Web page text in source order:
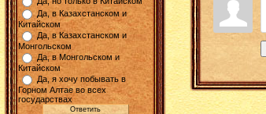
Да, в Казахстанском и
Китайском
Да, в Казахстанском и
Монгольском
Да, в Монгольском и
Китайском
Да, я хочу побывать в
Горном Алтае во всех
государствах